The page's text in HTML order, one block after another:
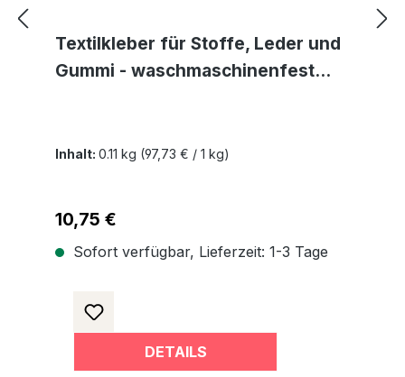
Textilkleber für Stoffe, Leder und
Gummi - waschmaschinenfest
Inhalt: 0.11 kg (97,73 € / 1 kg)
Regulärer Preis:
10,75 €
Sofort verfügbar, Lieferzeit: 1-3 Tage
DETAILS